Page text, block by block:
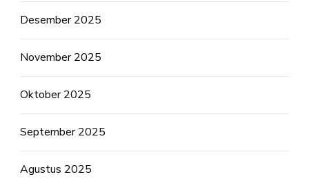
Desember 2025
November 2025
Oktober 2025
September 2025
Agustus 2025